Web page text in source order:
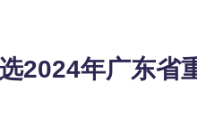
2024年广东省